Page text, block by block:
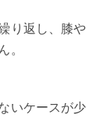
り返し、膝や
。
いケースが少